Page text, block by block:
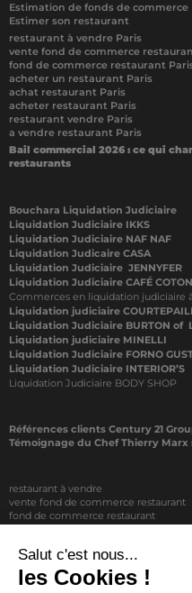
Estimation de fonds de commerce
Estimer son restaurant
restaurant à vendre Paris
vente fond de commerce
fond de commerce restaurant
acheter un restaurant Paris
achat restaurant Paris
acheter restaurant Paris
restaurant vendre Paris
a vendre restaurant Paris
Bail commercial 2026 : ce qui
restaurants
Bouchara Liquidation Judiciaire
Liquidation Judiciaire IKKS
Liquidation Judiciaire NAF NAF
Liquidation Judicaire CASA
Liquidation Judiciaire JENNYFER
Liquidation Judiciaire CAFÉ COTON
Commerces en liquidation judiciaire
Liquidation judiciaire
Liquidation Judiciaire BURTON of
Liquidation judiciaire MINELLI
Liquidation Judiciaire FORNO
Liquidation Judiciaire INTERIOR’S
Liquidation Judiciaire BODY SHOP
Références clients Century 21
Témoignage du Chef Thierry Marx
restaurant à vendre
vente fond de commerce restaurant
fond de commerce restaurant
vente de fond de commerce
acheter restaurant
restaurant vendre